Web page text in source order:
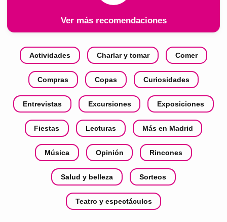
Ver más recomendaciones
Actividades Charlar y tomar Comer
Compras Copas Curiosidades
Entrevistas Excursiones Exposiciones
Fiestas Lecturas Más en Madrid
Música Opinión Rincones
Salud y belleza Sorteos
Teatro y espectáculos